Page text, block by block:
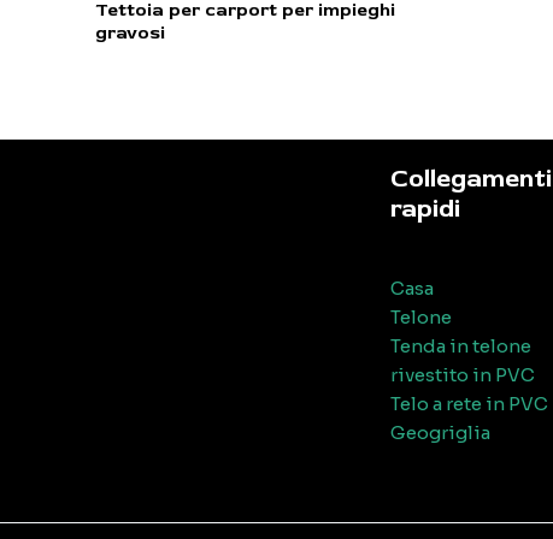
Valutato
0
su
Tettoia per carport per impieghi
gravosi
Collegamenti
rapidi
Casa
Telone
Tenda in telone
rivestito in PVC
Telo a rete in PVC
Geogriglia